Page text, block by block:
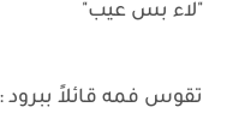
"لاء بس عيب"
تقوس فمه قائلاً ببرود :